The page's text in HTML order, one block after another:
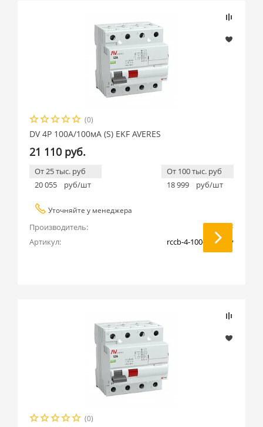
(0)
DV 4P 100А/100мА (S) EKF AVERES
21 110 руб.
От 25 тыс. руб
20 055
руб/шт
От 100 тыс. руб
18 999
руб/шт
Уточняйте у менеджера
Производитель:
EKF
Артикул:
rccb-4-100-100-s-av
(0)